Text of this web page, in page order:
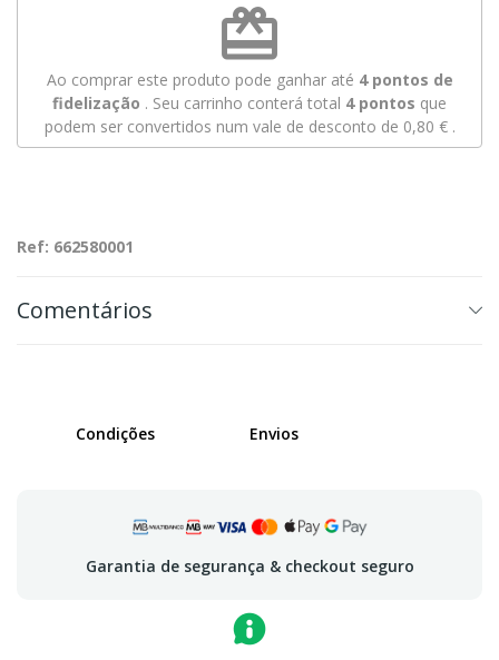
redeem
Ao comprar este produto pode ganhar até 4pontos de
fidelização . Seu carrinho conterá total 4pontos que
podem ser convertidos num vale de desconto de 0,80 €.
Ref: 662580001
Comentários
Condições Envios
Garantia de segurança & checkout seguro